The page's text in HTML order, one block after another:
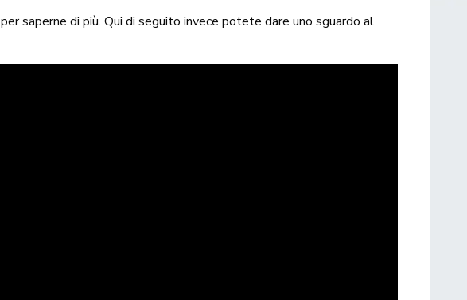
per saperne di più. Qui di seguito invece potete dare uno sguardo al